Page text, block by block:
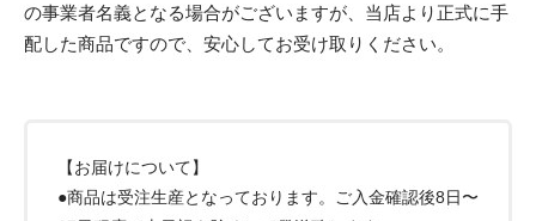
の事業者名義となる場合がございますが、当店より正式に手
配した商品ですので、安心してお受け取りください。
【お届けについて】
●商品は受注生産となっております。ご入金確認後8日〜